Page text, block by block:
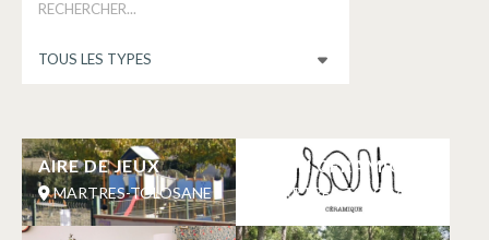
AIRE DE JEUX
MARTRES-TOLOSANE
ISQAH CÉRAMIQUE
MARTRES-TOLOSANE